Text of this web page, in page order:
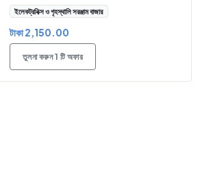
ইলেকট্রনিক্স ও গৃহস্থালি সরঞ্জাম বাজার
টাকা 2,150.00
তুলনা করুন 1 টি অফার